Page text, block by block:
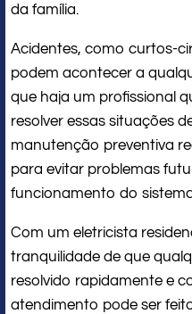
da família.
Acidentes, como curtos-
podem acontecer a
que haja um profissional
resolver essas situações
manutenção preventiva
para evitar problemas
funcionamento do
Com um eletricista
tranquilidade de que
resolvido rapidamente e
atendimento pode ser